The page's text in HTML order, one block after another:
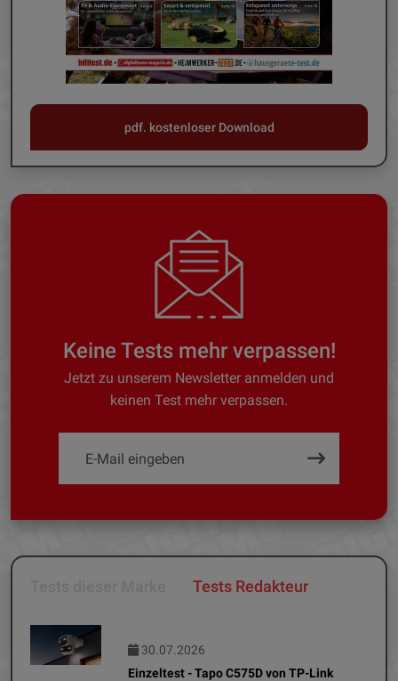
pdf. kostenloser Download
Keine Tests mehr verpassen!
Jetzt zu unserem Newsletter anmelden und
keinen Test mehr verpassen.
Tests Redakteur
30.07.2026
Einzeltest - Tapo C575D von TP-Link